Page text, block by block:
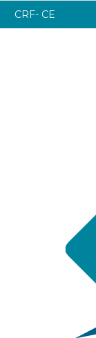
CRF- CE